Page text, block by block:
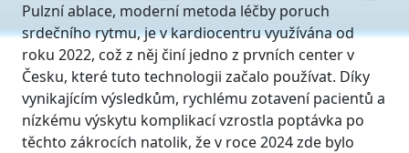
Pulzní ablace, moderní metoda léčby poruch
srdečního rytmu, je v kardiocentru využívána od
roku 2022, což z něj činí jedno z prvních center v
Česku, které tuto technologii začalo používat. Díky
vynikajícím výsledkům, rychlému zotavení pacientů a
nízkému výskytu komplikací vzrostla poptávka po
těchto zákrocích natolik, že v roce 2024 zde bylo